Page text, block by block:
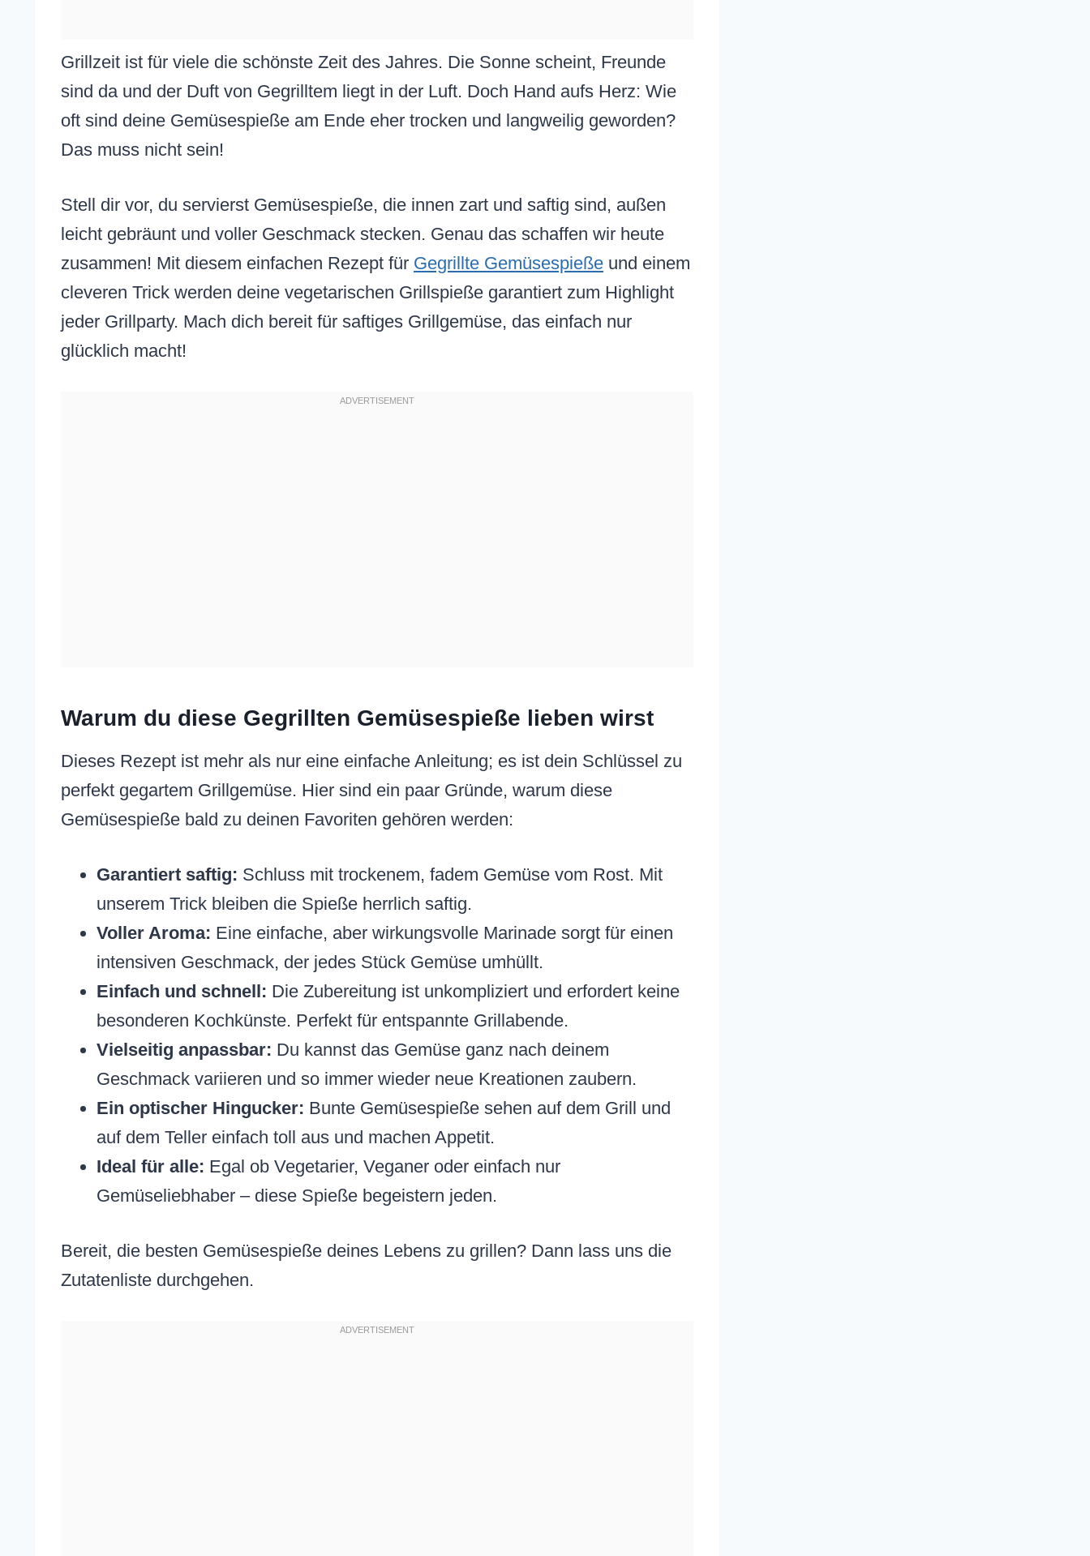
Grillzeit ist für viele die schönste Zeit des Jahres. Die Sonne scheint, Freunde
sind da und der Duft von Gegrilltem liegt in der Luft. Doch Hand aufs Herz: Wie
oft sind deine Gemüsespieße am Ende eher trocken und langweilig geworden?
Das muss nicht sein!
Stell dir vor, du servierst Gemüsespieße, die innen zart und saftig sind, außen
leicht gebräunt und voller Geschmack stecken. Genau das schaffen wir heute
zusammen! Mit diesem einfachen Rezept für Gegrillte Gemüsespieße und einem
cleveren Trick werden deine vegetarischen Grillspieße garantiert zum Highlight
jeder Grillparty. Mach dich bereit für saftiges Grillgemüse, das einfach nur
glücklich macht!
Warum du diese Gegrillten Gemüsespieße lieben wirst
Dieses Rezept ist mehr als nur eine einfache Anleitung; es ist dein Schlüssel zu
perfekt gegartem Grillgemüse. Hier sind ein paar Gründe, warum diese
Gemüsespieße bald zu deinen Favoriten gehören werden:
Garantiert saftig: Schluss mit trockenem, fadem Gemüse vom Rost. Mit
unserem Trick bleiben die Spieße herrlich saftig.
Voller Aroma: Eine einfache, aber wirkungsvolle Marinade sorgt für einen
intensiven Geschmack, der jedes Stück Gemüse umhüllt.
Einfach und schnell: Die Zubereitung ist unkompliziert und erfordert keine
besonderen Kochkünste. Perfekt für entspannte Grillabende.
Vielseitig anpassbar: Du kannst das Gemüse ganz nach deinem
Geschmack variieren und so immer wieder neue Kreationen zaubern.
Ein optischer Hingucker: Bunte Gemüsespieße sehen auf dem Grill und
auf dem Teller einfach toll aus und machen Appetit.
Ideal für alle: Egal ob Vegetarier, Veganer oder einfach nur
Gemüseliebhaber – diese Spieße begeistern jeden.
Bereit, die besten Gemüsespieße deines Lebens zu grillen? Dann lass uns die
Zutatenliste durchgehen.